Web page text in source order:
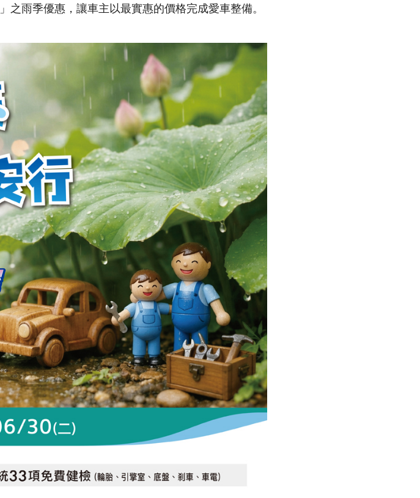
雨季優惠，讓車主以最實惠的價格完成愛車整備。